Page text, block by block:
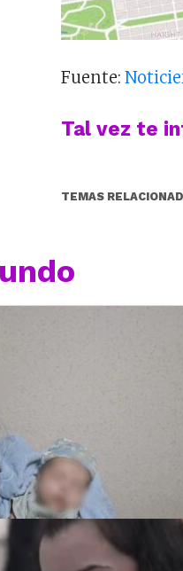
Fuente:
Tal vez te
TEMAS